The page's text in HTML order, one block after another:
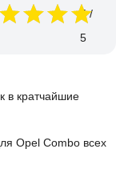
5
в кратчайшие
Opel Combo всех